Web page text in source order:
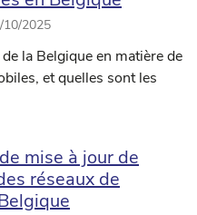
10/2025
la Belgique en matière de
et quelles sont les
mise à jour de
réseaux de